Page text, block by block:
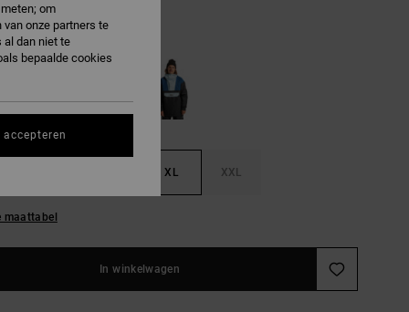
Gold
XL XXL
maattabel
In winkelwagen
om
onze partners te
al dan niet te
bepaalde cookies
accepteren